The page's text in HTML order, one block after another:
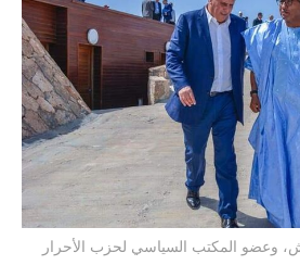
وعضو المكتب السياسي لحزب الأحرار